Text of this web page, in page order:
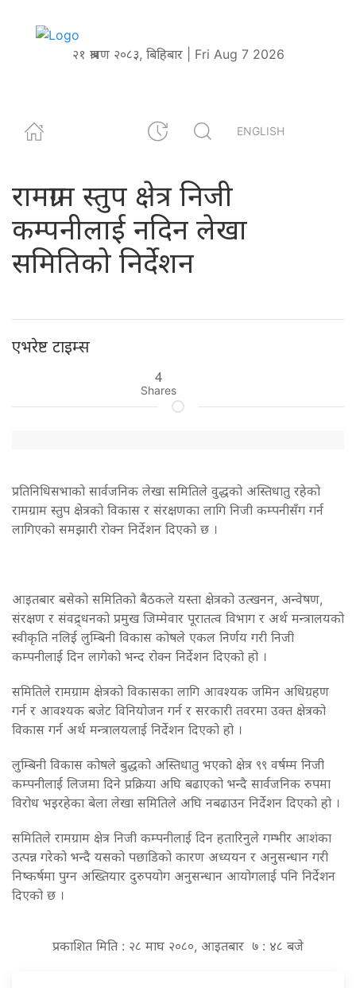
२१ श्रावण २०८३, बिहिबार | Fri Aug 7 2026
ENGLISH
रामग्राम स्तुप क्षेत्र निजी
कम्पनीलाई नदिन लेखा
समितिको निर्देशन
एभरेष्ट टाइम्स
4
Shares
प्रतिनिधिसभाको सार्वजनिक लेखा समितिले वुद्धको अस्तिधातु रहेको
रामग्राम स्तुप क्षेत्रको विकास र संरक्षणका लागि निजी कम्पनीसँग गर्न
लागिएको समझारी रोक्न निर्देशन दिएको छ ।
आइतबार बसेको समितिको बैठकले यस्ता क्षेत्रको उत्खनन, अन्वेषण,
संरक्षण र संवद्र्धनको प्रमुख जिम्मेवार पूरातत्व विभाग र अर्थ मन्त्रालयको
स्वीकृति नलिई लुम्बिनी विकास कोषले एकल निर्णय गरी निजी
कम्पनीलाई दिन लागेको भन्द रोक्न निर्देशन दिएको हो ।
समितिले रामग्राम क्षेत्रको विकासका लागि आवश्यक जमिन अधिग्रहण
गर्न र आवश्यक बजेट विनियोजन गर्न र सरकारी तवरमा उक्त क्षेत्रको
विकास गर्न अर्थ मन्त्रालयलाई निर्देशन दिएको हो ।
लुम्बिनी विकास कोषले बुद्धको अस्तिधातु भएको क्षेत्र ९९ वर्षम्म निजी
कम्पनीलाई लिजमा दिने प्रक्रिया अघि बढाएको भन्दै सार्वजनिक रुपमा
विरोध भइरहेका बेला लेखा समितिले अघि नबढाउन निर्देशन दिएको हो ।
समितिले रामग्राम क्षेत्र निजी कम्पनीलाई दिन हतारिनुले गम्भीर आशंका
उत्पन्न गरेको भन्दै यसको पछाडिको कारण अध्ययन र अनुसन्धान गरी
निष्कर्षमा पुग्न अख्तियार दुरुपयोग अनुसन्धान आयोगलाई पनि निर्देशन
दिएको छ ।
प्रकाशित मिति : २८ माघ २०८०, आइतबार ७ : ४८ बजे